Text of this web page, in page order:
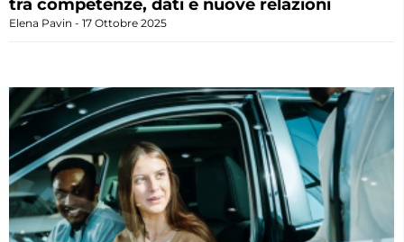
tra competenze, dati e nuove relazioni
Elena Pavin 17 Ottobre 2025